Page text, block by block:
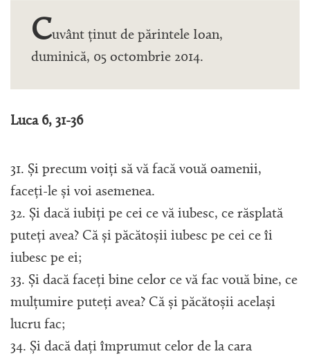
Cuvânt ținut de părintele Ioan,
duminică, 05 octombrie 2014.
Luca 6, 31-36
31. Și precum voiți să vă facă vouă oamenii,
faceți-le și voi asemenea.
32. Și dacă iubiți pe cei ce vă iubesc, ce răsplată
puteți avea? Că și păcătoșii iubesc pe cei ce îi
iubesc pe ei;
33. Și dacă faceți bine celor ce vă fac vouă bine, ce
mulțumire puteți avea? Că și păcătoșii același
lucru fac;
34. Și dacă dați împrumut celor de la cara